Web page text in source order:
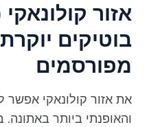
בוטיקים
מפורסמים
את אזור קולונאקי אפשר
והאופנתי ביותר באתונה.